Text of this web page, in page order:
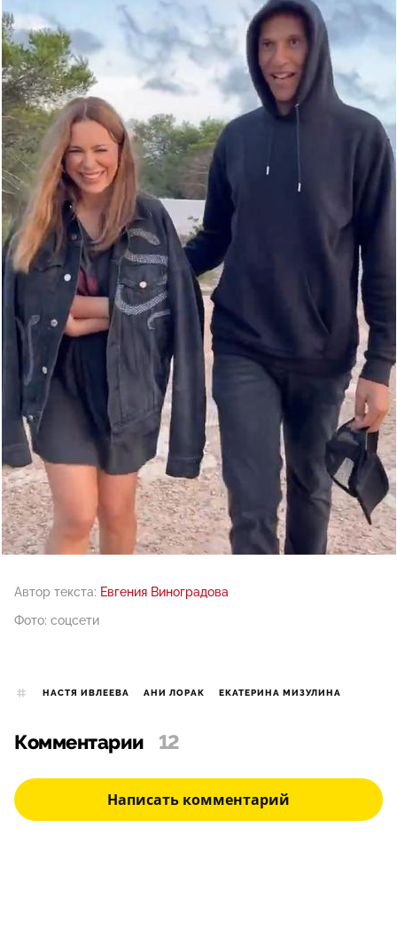
Автор текста: Евгения Виноградова
Фото: соцсети
НАСТЯ ИВЛЕЕВА АНИ ЛОРАК ЕКАТЕРИНА МИЗУЛИНА
Комментарии 12
Написать комментарий